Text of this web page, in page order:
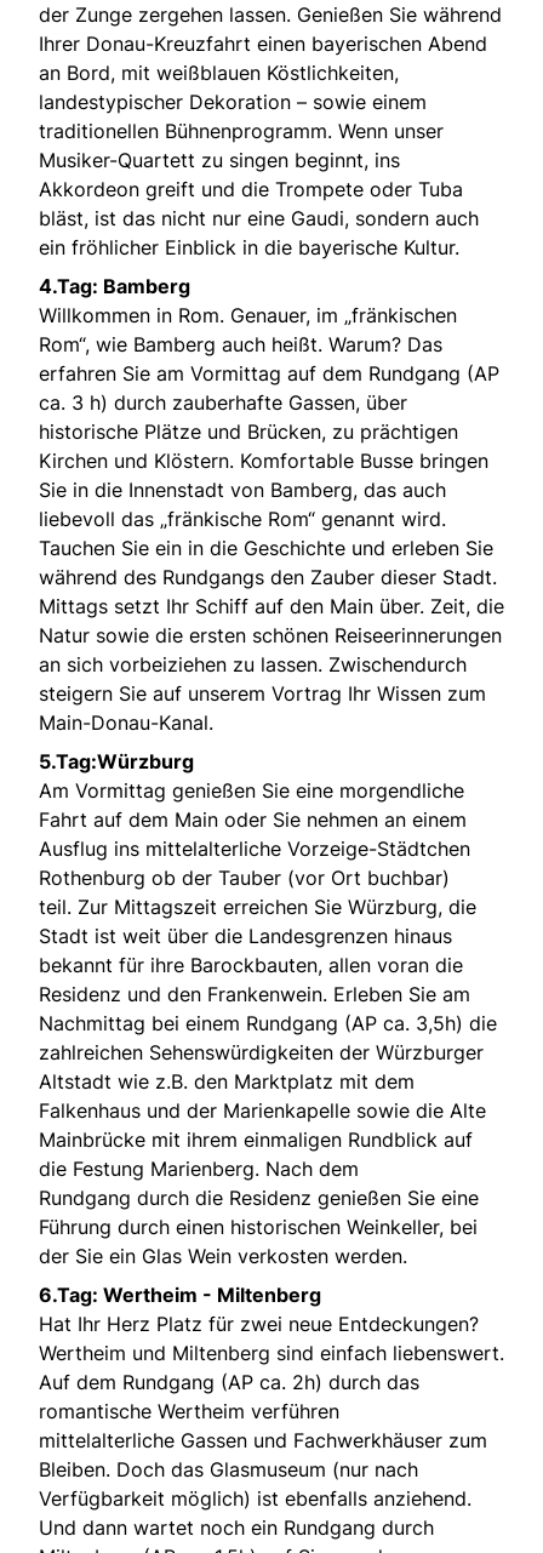
der Zunge zergehen lassen. Genießen Sie während
Ihrer Donau-Kreuzfahrt einen bayerischen Abend
an Bord, mit weißblauen Köstlichkeiten,
landestypischer Dekoration – sowie einem
traditionellen Bühnenprogramm. Wenn unser
Musiker-Quartett zu singen beginnt, ins
Akkordeon greift und die Trompete oder Tuba
bläst, ist das nicht nur eine Gaudi, sondern auch
ein fröhlicher Einblick in die bayerische Kultur.
4.Tag: Bamberg
Willkommen in Rom. Genauer, im „fränkischen
Rom“, wie Bamberg auch heißt. Warum? Das
erfahren Sie am Vormittag auf dem Rundgang (AP
ca. 3 h) durch zauberhafte Gassen, über
historische Plätze und Brücken, zu prächtigen
Kirchen und Klöstern. Komfortable Busse bringen
Sie in die Innenstadt von Bamberg, das auch
liebevoll das „fränkische Rom“ genannt wird.
Tauchen Sie ein in die Geschichte und erleben Sie
während des Rundgangs den Zauber dieser Stadt.
Mittags setzt Ihr Schiff auf den Main über. Zeit, die
Natur sowie die ersten schönen Reiseerinnerungen
an sich vorbeiziehen zu lassen. Zwischendurch
steigern Sie auf unserem Vortrag Ihr Wissen zum
Main-Donau-Kanal.
5.Tag:Würzburg
Am Vormittag genießen Sie eine morgendliche
Fahrt auf dem Main oder Sie nehmen an einem
Ausflug ins mittelalterliche Vorzeige-Städtchen
Rothenburg ob der Tauber (vor Ort buchbar)
teil. Zur Mittagszeit erreichen Sie Würzburg, die
Stadt ist weit über die Landesgrenzen hinaus
bekannt für ihre Barockbauten, allen voran die
Residenz und den Frankenwein. Erleben Sie am
Nachmittag bei einem Rundgang (AP ca. 3,5h) die
zahlreichen Sehenswürdigkeiten der Würzburger
Altstadt wie z.B. den Marktplatz mit dem
Falkenhaus und der Marienkapelle sowie die Alte
Mainbrücke mit ihrem einmaligen Rundblick auf
die Festung Marienberg. Nach dem
Rundgang durch die Residenz genießen Sie eine
Führung durch einen historischen Weinkeller, bei
der Sie ein Glas Wein verkosten werden.
6.Tag: Wertheim - Miltenberg
Hat Ihr Herz Platz für zwei neue Entdeckungen?
Wertheim und Miltenberg sind einfach liebenswert.
Auf dem Rundgang (AP ca. 2h) durch das
romantische Wertheim verführen
mittelalterliche Gassen und Fachwerkhäuser zum
Bleiben. Doch das Glasmuseum (nur nach
Verfügbarkeit möglich) ist ebenfalls anziehend.
Und dann wartet noch ein Rundgang durch